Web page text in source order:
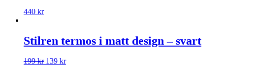
440 kr
Stilren termos i matt design – svart
199kr 139 kr